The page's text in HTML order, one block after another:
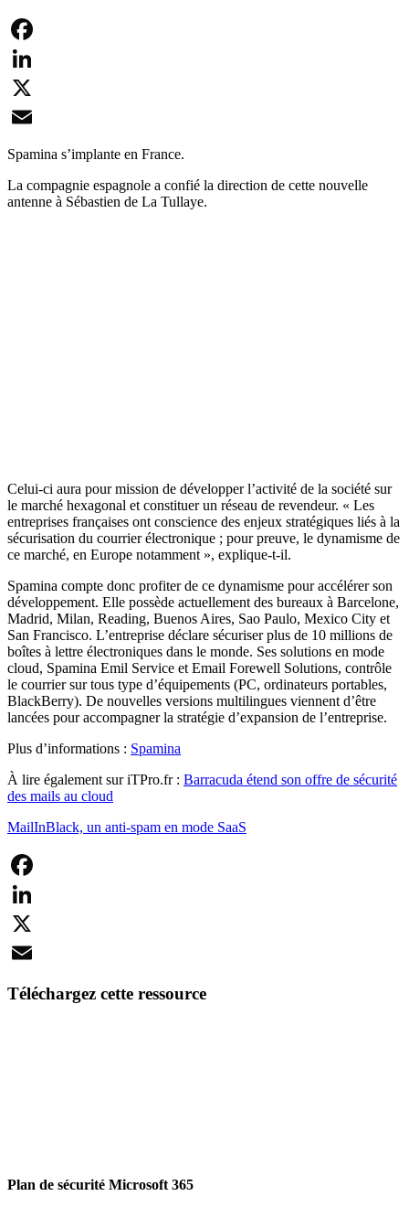
Facebook
LinkedIn
X
Email
Spamina s’implante en France.
La compagnie espagnole a confié la direction de cette nouvelle
antenne à Sébastien de La Tullaye.
Celui-ci aura pour mission de développer l’activité de la société sur
le marché hexagonal et constituer un réseau de revendeur. « Les
entreprises françaises ont conscience des enjeux stratégiques liés à la
sécurisation du courrier électronique ; pour preuve, le dynamisme de
ce marché, en Europe notamment », explique-t-il.
Spamina compte donc profiter de ce dynamisme pour accélérer son
développement. Elle possède actuellement des bureaux à Barcelone,
Madrid, Milan, Reading, Buenos Aires, Sao Paulo, Mexico City et
San Francisco. L’entreprise déclare sécuriser plus de 10 millions de
boîtes à lettre électroniques dans le monde. Ses solutions en mode
cloud, Spamina Emil Service et Email Forewell Solutions, contrôle
le courrier sur tous type d’équipements (PC, ordinateurs portables,
BlackBerry). De nouvelles versions multilingues viennent d’être
lancées pour accompagner la stratégie d’expansion de l’entreprise.
Plus d’informations : Spamina
À lire également sur iTPro.fr : Barracuda étend son offre de sécurité
des mails au cloud
MailInBlack, un anti-spam en mode SaaS
Facebook
LinkedIn
X
Téléchargez cette ressource
Plan de sécurité Microsoft 365